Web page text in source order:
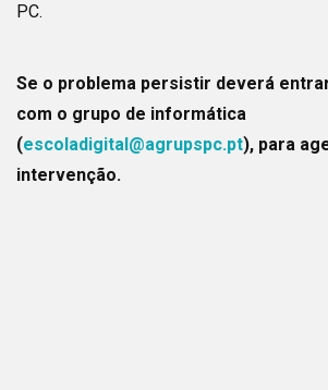
PC.
Se o problema persistir deverá
com o grupo de informática
(escoladigital@agrupspc.pt), para
intervenção.